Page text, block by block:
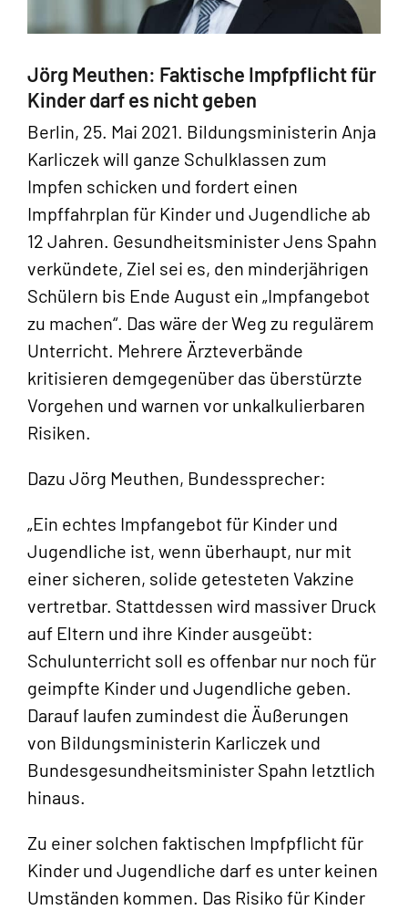
Jörg Meuthen: Faktische Impfpflicht für
Kinder darf es nicht geben
Berlin, 25. Mai 2021. Bildungsministerin Anja
Karliczek will ganze Schulklassen zum
Impfen schicken und fordert einen
Impffahrplan für Kinder und Jugendliche ab
12 Jahren. Gesundheitsminister Jens Spahn
verkündete, Ziel sei es, den minderjährigen
Schülern bis Ende August ein „Impfangebot
zu machen“. Das wäre der Weg zu regulärem
Unterricht. Mehrere Ärzteverbände
kritisieren demgegenüber das überstürzte
Vorgehen und warnen vor unkalkulierbaren
Risiken.
Dazu Jörg Meuthen, Bundessprecher:
„Ein echtes Impfangebot für Kinder und
Jugendliche ist, wenn überhaupt, nur mit
einer sicheren, solide getesteten Vakzine
vertretbar. Stattdessen wird massiver Druck
auf Eltern und ihre Kinder ausgeübt:
Schulunterricht soll es offenbar nur noch für
geimpfte Kinder und Jugendliche geben.
Darauf laufen zumindest die Äußerungen
von Bildungsministerin Karliczek und
Bundesgesundheitsminister Spahn letztlich
hinaus.
Zu einer solchen faktischen Impfpflicht für
Kinder und Jugendliche darf es unter keinen
Umständen kommen. Das Risiko für Kinder